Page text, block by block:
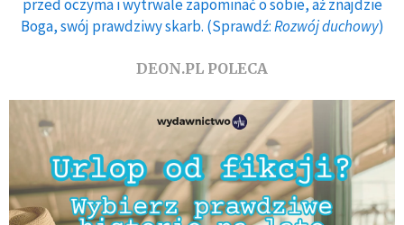
przed oczyma i wytrwale zapominać o sobie, aż znajdzie
Boga, swój prawdziwy skarb. (Sprawdź:Rozwój duchowy)
DEON.PL POLECA